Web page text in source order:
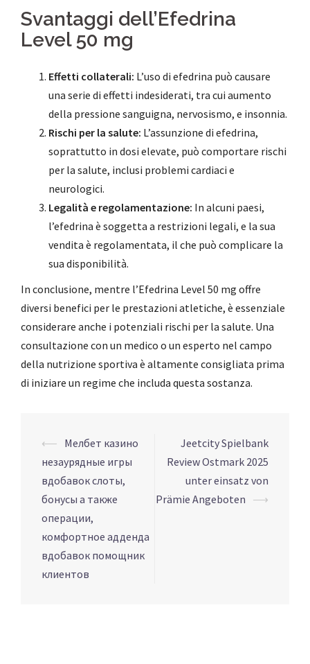
Svantaggi dell’Efedrina
Level 50 mg
Effetti collaterali: L’uso di efedrina può causare
una serie di effetti indesiderati, tra cui aumento
della pressione sanguigna, nervosismo, e insonnia.
Rischi per la salute: L’assunzione di efedrina,
soprattutto in dosi elevate, può comportare rischi
per la salute, inclusi problemi cardiaci e
neurologici.
Legalità e regolamentazione: In alcuni paesi,
l’efedrina è soggetta a restrizioni legali, e la sua
vendita è regolamentata, il che può complicare la
sua disponibilità.
In conclusione, mentre l’Efedrina Level 50 mg offre
diversi benefici per le prestazioni atletiche, è essenziale
considerare anche i potenziali rischi per la salute. Una
consultazione con un medico o un esperto nel campo
della nutrizione sportiva è altamente consigliata prima
di iniziare un regime che includa questa sostanza.
Navigation
d’article
⟵ Мелбет казино
незаурядные игры
вдобавок слоты,
бонусы а также
операции,
комфортное адденда
вдобавок помощник
клиентов
Jeetcity Spielbank
Review Ostmark 2025
unter einsatz von
Prämie Angeboten ⟶